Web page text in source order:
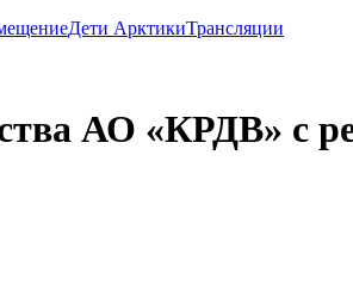
Дети АрктикиТрансляции
АО «КРДВ» с